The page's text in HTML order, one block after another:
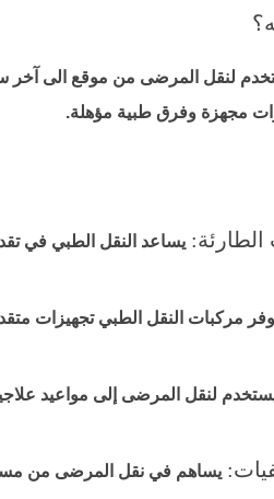
لنقل المرضى من موقع الى آخر
مجهزة وفرق طبية مؤهلة.
الطارئة: يساعد النقل الطبي في
مركبات النقل الطبي تجهيزات
لنقل المرضى إلى مواعيد
يساهم في نقل المرضى من